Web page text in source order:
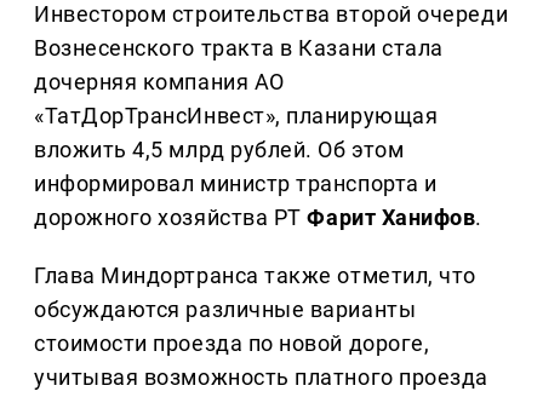
Инвестором строительства второй очереди
Вознесенского тракта в Казани стала
дочерняя компания АО
«ТатДорТрансИнвест», планирующая
вложить 4,5 млрд рублей. Об этом
информировал министр транспорта и
дорожного хозяйства РТФарит Ханифов.
Глава Миндортранса также отметил, что
обсуждаются различные варианты
стоимости проезда по новой дороге,
учитывая возможность платного проезда